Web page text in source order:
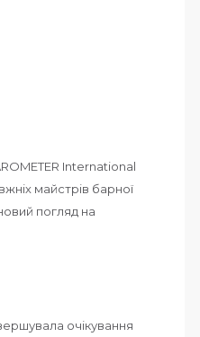
International
майстрів барної
погляд на
очікування